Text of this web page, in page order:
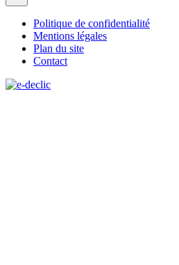
Politique de confidentialité
Mentions légales
Plan du site
Contact